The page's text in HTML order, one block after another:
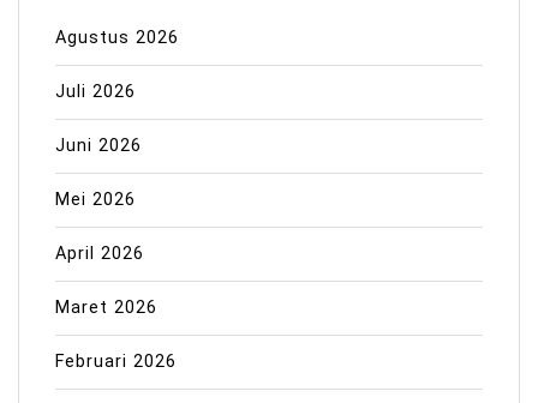
Agustus 2026
Juli 2026
Juni 2026
Mei 2026
April 2026
Maret 2026
Februari 2026